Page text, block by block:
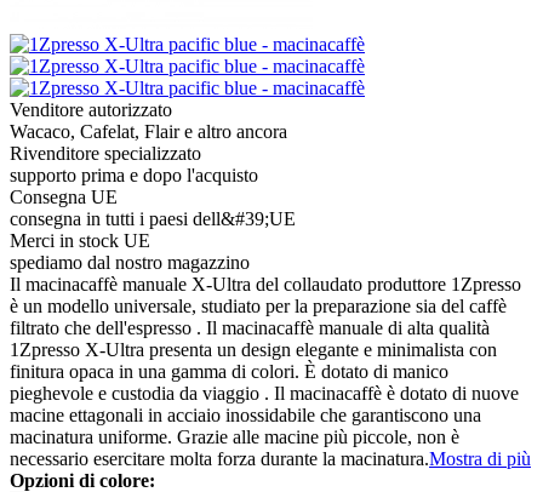
Venditore autorizzato
Wacaco, Cafelat, Flair e altro ancora
Rivenditore specializzato
supporto prima e dopo l'acquisto
Consegna UE
consegna in tutti i paesi dell&#39;UE
Merci in stock UE
spediamo dal nostro magazzino
Il macinacaffè manuale X-Ultra del collaudato produttore 1Zpresso
è un modello universale, studiato per la preparazione sia del caffè
filtrato che dell'espresso . Il macinacaffè manuale di alta qualità
1Zpresso X-Ultra presenta un design elegante e minimalista con
finitura opaca in una gamma di colori. È dotato di manico
pieghevole e custodia da viaggio . Il macinacaffè è dotato di nuove
macine ettagonali in acciaio inossidabile che garantiscono una
macinatura uniforme. Grazie alle macine più piccole, non è
necessario esercitare molta forza durante la macinatura.Mostra di più
Opzioni di colore: